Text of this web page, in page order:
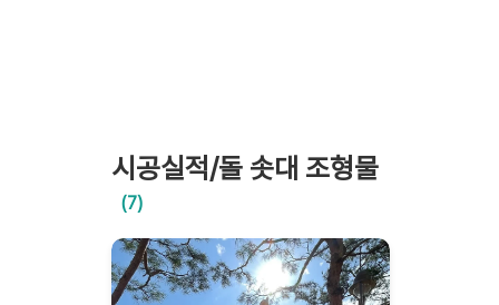
시공실적/돌 솟대 조형물
(7)